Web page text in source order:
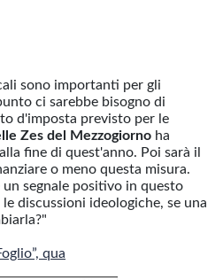
sono importanti per gli
ci sarebbe bisogno di
d'imposta previsto per le
Zes del Mezzogiorno ha
fine di quest'anno. Poi sarà il
o meno questa misura.
segnale positivo in questo
discussioni ideologiche, se una
qua